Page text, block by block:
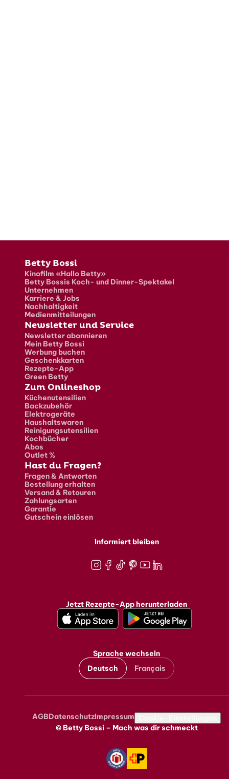
Fusszeile
Betty Bossi
Kinofilm «Hallo Betty»
Betty Bossis Koch- und Dinner-Spektakel
Unternehmen
Karriere & Jobs
Nachhaltigkeit
Medienmitteilungen
Newsletter und Service
Newsletter abonnieren
Mein Betty Bossi
Werbung buchen
Geschenkkarten
Rezepte-App
Green Betty
Zum Onlineshop
Küchenutensilien
Backzubehör
Elektrogeräte
Haushaltswaren
Reinigungsutensilien
Kochbücher
Abos
Outlet %
Hast du Fragen?
Fragen & Antworten
Bestellung erhalten
Versand & Retouren
Zahlungsarten
Garantie
Gutschein einlösen
Informiert bleiben
Jetzt Rezepte-App herunterladen
Sprache wechseln
Deutsch
Français
Metanavigation
AGBDatenschutzImpressum
© Betty Bossi – Mach was dir schmeckt